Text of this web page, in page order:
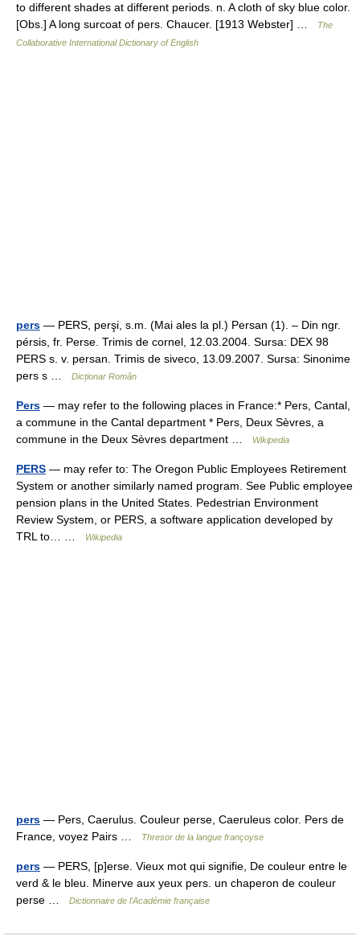
to different shades at different periods. n. A cloth of sky blue color.
[Obs.] A long surcoat of pers. Chaucer. [1913 Webster] …
The
Collaborative International Dictionary of English
pers — PERS, perşi, s.m. (Mai ales la pl.) Persan (1). – Din ngr.
pérsis, fr. Perse. Trimis de cornel, 12.03.2004. Sursa: DEX 98
PERS s. v. persan. Trimis de siveco, 13.09.2007. Sursa: Sinonime
pers s …
Dicționar Român
Pers — may refer to the following places in France:* Pers, Cantal,
a commune in the Cantal department * Pers, Deux Sèvres, a
commune in the Deux Sèvres department …
Wikipedia
PERS — may refer to: The Oregon Public Employees Retirement
System or another similarly named program. See Public employee
pension plans in the United States. Pedestrian Environment
Review System, or PERS, a software application developed by
TRL to… …
Wikipedia
pers — Pers, Caerulus. Couleur perse, Caeruleus color. Pers de
France, voyez Pairs …
Thresor de la langue françoyse
pers — PERS, [p]erse. Vieux mot qui signifie, De couleur entre le
verd & le bleu. Minerve aux yeux pers. un chaperon de couleur
perse …
Dictionnaire de l'Académie française